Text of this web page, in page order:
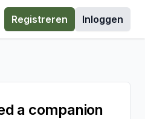
Registreren Inloggen
a companion